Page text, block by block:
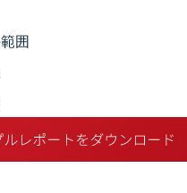
とシェア
とインサイト
ト分析
囲